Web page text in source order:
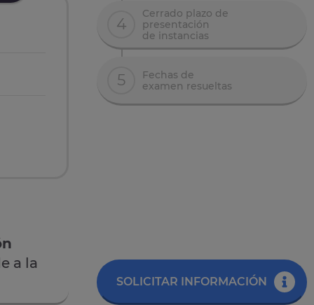
a la
4
Cerrado plazo de
presentación
de instancias
5
Fechas de
examen resueltas
SOLICITAR INFORMACIÓN